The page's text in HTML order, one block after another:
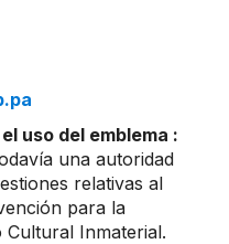
uso del emblema :
una autoridad
relativas al
para la
Cultural Inmaterial.